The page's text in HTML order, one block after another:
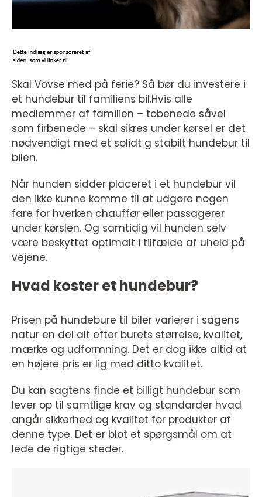
Skal Vovse med på ferie? Så bør du investere i
et hundebur til familiens bil.Hvis alle
medlemmer af familien – tobenede såvel
som firbenede – skal sikres under kørsel er det
nødvendigt med et solidt g stabilt hundebur til
bilen.
Når hunden sidder placeret i et hundebur vil
den ikke kunne komme til at udgøre nogen
fare for hverken chauffør eller passagerer
under kørslen. Og samtidig vil hunden selv
være beskyttet optimalt i tilfælde af uheld på
vejene.
Hvad koster et hundebur?
Prisen på hundebure til biler varierer i sagens
natur en del alt efter burets størrelse, kvalitet,
mærke og udformning. Det er dog ikke altid at
en højere pris er lig med ditto kvalitet.
Du kan sagtens finde et billigt hundebur som
lever op til samtlige krav og standarder hvad
angår sikkerhed og kvalitet for produkter af
denne type. Det er blot et spørgsmål om at
lede de rigtige steder.